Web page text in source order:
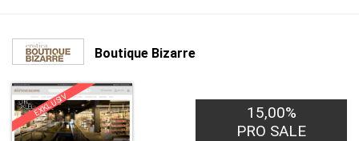
Boutique Bizarre
EXKLUSIV
15,00%
PRO SALE